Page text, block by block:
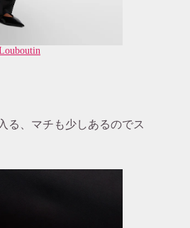
る、マチも少しあるのでス